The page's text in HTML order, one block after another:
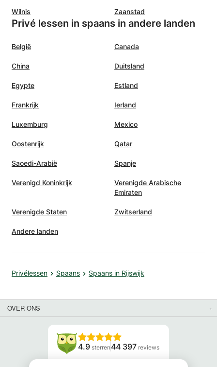
Wilnis Zaanstad
Privé lessen in spaans in andere landen
België Canada
China Duitsland
Egypte Estland
Frankrijk Ierland
Luxemburg Mexico
Oostenrijk Qatar
Saoedi-Arabië Spanje
Verenigd Koninkrijk
Verenigde Arabische
Emiraten
Verenigde Staten Zwitserland
Andere landen
Privélessen Spaans Spaans in Rijswijk
OVER ONS
4.9 sterren 44 397 reviews